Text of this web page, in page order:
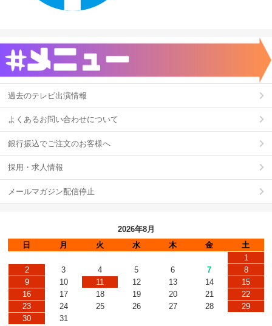
過去のテレビ出演情報
よくあるお問い合わせについて
銀行振込でご注文のお客様へ
採用・求人情報
メールマガジン配信停止
2026年8月
日
月 火 水 木 金
土
1
2
3 4 5 6 7
8
9
10 11 12 13 14
15
16
17 18 19 20 21
22
23
24 25 26 27 28
29
30
31